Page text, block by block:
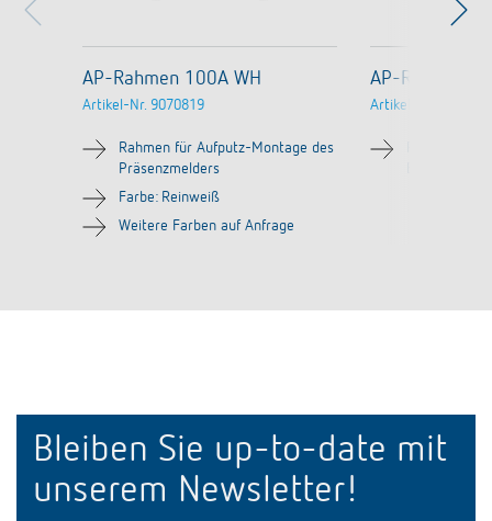
AP-Rahmen 100A WH
Artikel-Nr. 9070819
Rahmen für Aufputz-Montage des
Präsenzmelders
Farbe: Reinweiß
Weitere Farben auf Anfrage
AP-Rahmen
Artikel-Nr.
Bleiben Sie up-to-date mit
unserem Newsletter!